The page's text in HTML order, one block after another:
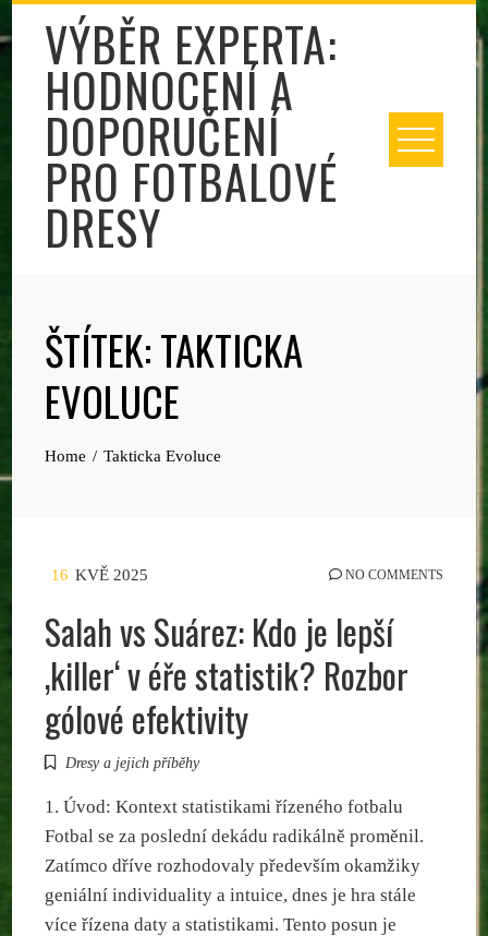
to
contentVÝBĚR EXPERTA:
HODNOCENÍ A
DOPORUČENÍ
PRO FOTBALOVÉ
DRESY
ŠTÍTEK:TAKTICKA
EVOLUCE
Home Takticka Evoluce
16 KVĚ 2025 NO COMMENTS
Salah vs Suárez: Kdo je lepší
‚killer‘ v éře statistik? Rozbor
gólové efektivity
Dresy a jejich příběhy
1. Úvod: Kontext statistikami řízeného fotbalu
Fotbal se za poslední dekádu radikálně proměnil.
Zatímco dříve rozhodovaly především okamžiky
geniální individuality a intuice, dnes je hra stále
více řízena daty a statistikami. Tento posun je